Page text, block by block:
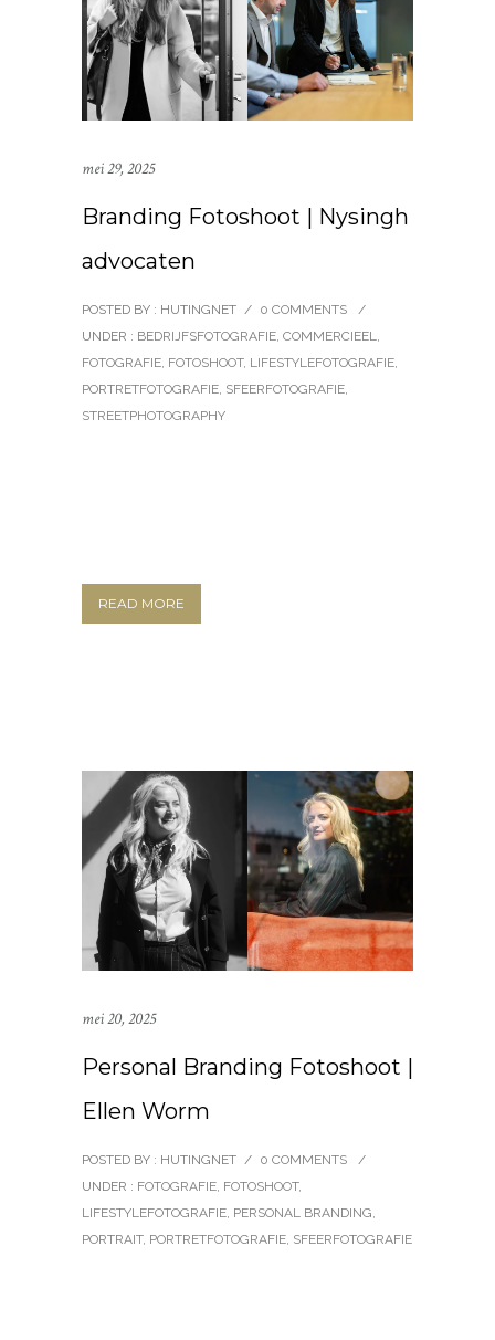
mei 29, 2025
Branding Fotoshoot | Nysingh
advocaten
POSTED BY : HUTINGNET / 0 COMMENTS
/
UNDER : BEDRIJFSFOTOGRAFIE COMMERCIEEL
FOTOGRAFIE FOTOSHOOT, LIFESTYLEFOTOGRAFIE
PORTRETFOTOGRAFIE SFEERFOTOGRAFIE
STREETPHOTOGRAPHY
READ MORE
mei 20, 2025
Personal Branding Fotoshoot |
Ellen Worm
POSTED BY : HUTINGNET / 0 COMMENTS
/
UNDER : FOTOGRAFIE FOTOSHOOT,
LIFESTYLEFOTOGRAFIE PERSONAL BRANDING
PORTRAIT, PORTRETFOTOGRAFIE SFEERFOTOGRAFIE